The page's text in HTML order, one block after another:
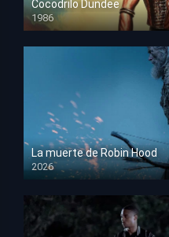
Cocodrilo Dundee
1986
HD 1080p
La muerte de Robin Hood
2026
HD 1080p